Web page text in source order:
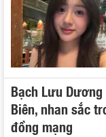
Bạch Lưu
Biên, nhan sắc
đồng mạng